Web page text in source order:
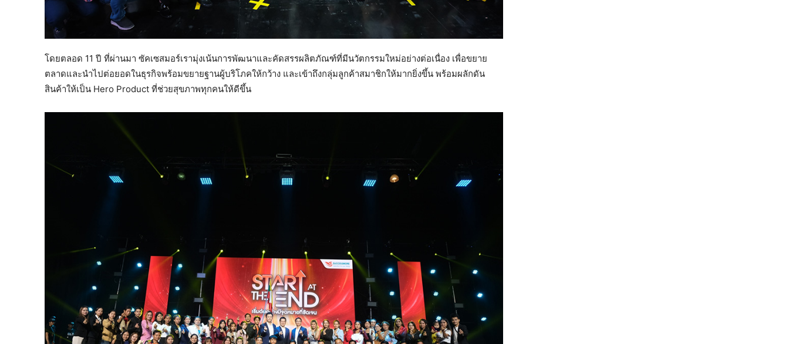
โดยตลอด 11 ปี ที่ผ่านมา ซัคเซสมอร์เรามุ่งเน้นการพัฒนาและคัดสรรผลิตภัณฑ์ที่มีนวัตกรรมใหม่อย่างต่อเนื่อง เพื่อขยาย
ตลาดและนำไปต่อยอดในธุรกิจพร้อมขยายฐานผู้บริโภคให้กว้าง และเข้าถึงกลุ่มลูกค้าสมาชิกให้มากยิ่งขึ้น พร้อมผลักดัน
สินค้าให้เป็น Hero Product ที่ช่วยสุขภาพทุกคนให้ดีขึ้น